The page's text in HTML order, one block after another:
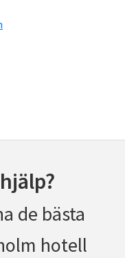
de bästa
hotell